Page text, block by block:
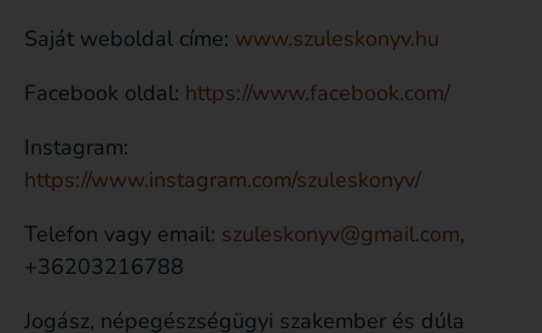
Saját weboldal címe: www.szuleskonyv.hu
Facebook oldal: https://www.facebook.com/
Instagram:
https://www.instagram.com/szuleskonyv/
Telefon vagy email: szuleskonyv@gmail.com,
+36203216788
Jogász, népegészségügyi szakember és dúla